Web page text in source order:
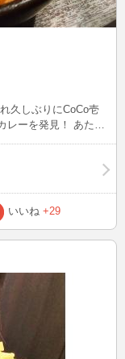
いいね +29